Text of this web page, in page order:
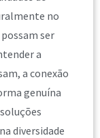
no
ser
a
a conexão
genuína
diversidade